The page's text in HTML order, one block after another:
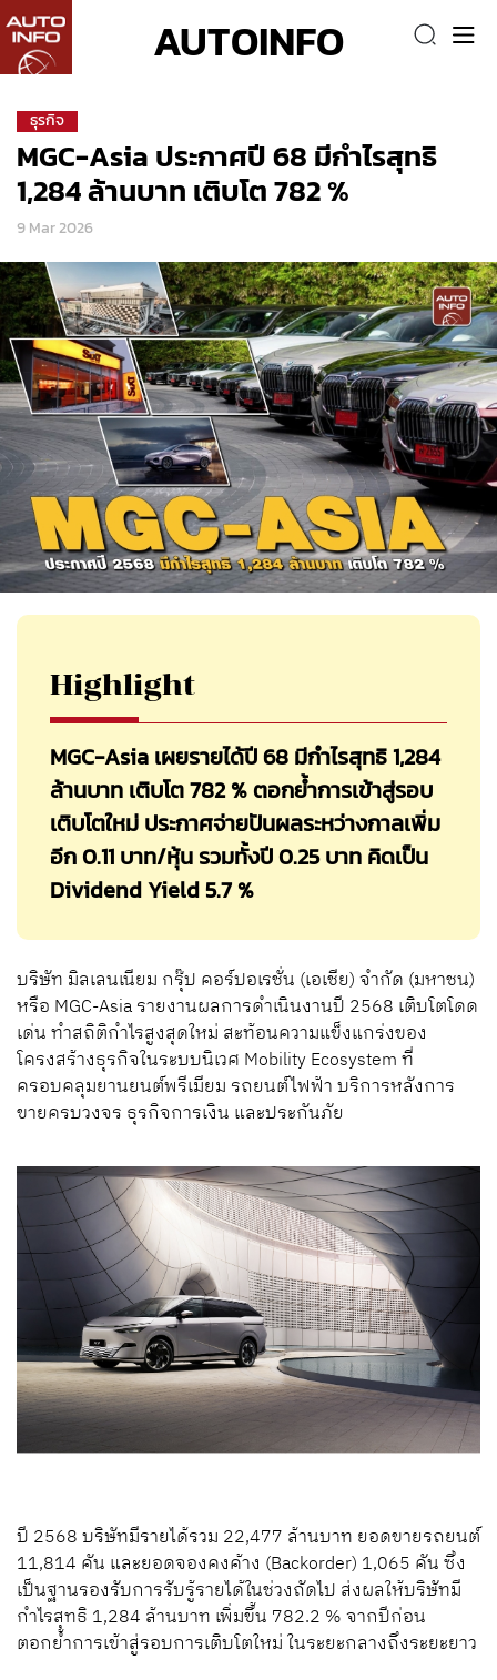
AUTOINFO
ธุรกิจ
MGC-Asia ประกาศปี 68 มีกำไรสุทธิ
1,284 ล้านบาท เติบโต 782 %
9 Mar 2026
Highlight
MGC-Asia เผยรายได้ปี 68 มีกำไรสุทธิ 1,284
ล้านบาท เติบโต 782 % ตอกย้ำการเข้าสู่รอบ
เติบโตใหม่ ประกาศจ่ายปันผลระหว่างกาลเพิ่ม
อีก 0.11 บาท/หุ้น รวมทั้งปี 0.25 บาท คิดเป็น
Dividend Yield 5.7 %
บริษัท มิลเลนเนียม กรุ๊ป คอร์ปอเรชั่น (เอเชีย) จำกัด (มหาชน)
หรือ MGC-Asia รายงานผลการดำเนินงานปี 2568 เติบโตโดด
เด่น ทำสถิติกำไรสูงสุดใหม่ สะท้อนความแข็งแกร่งของ
โครงสร้างธุรกิจในระบบนิเวศ Mobility Ecosystem ที่
ครอบคลุมยานยนต์พรีเมียม รถยนต์ไฟฟ้า บริการหลังการ
ขายครบวงจร ธุรกิจการเงิน และประกันภัย
ปี 2568 บริษัทมีรายได้รวม 22,477 ล้านบาท ยอดขายรถยนต์
11,814 คัน และยอดจองคงค้าง (Backorder) 1,065 คัน ซึ่ง
เป็นฐานรองรับการรับรู้รายได้ในช่วงถัดไป ส่งผลให้บริษัทมี
กำไรสุทธิ 1,284 ล้านบาท เพิ่มขึ้น 782.2 % จากปีก่อน
ตอกย้ำการเข้าสู่รอบการเติบโตใหม่ ในระยะกลางถึงระยะยาว